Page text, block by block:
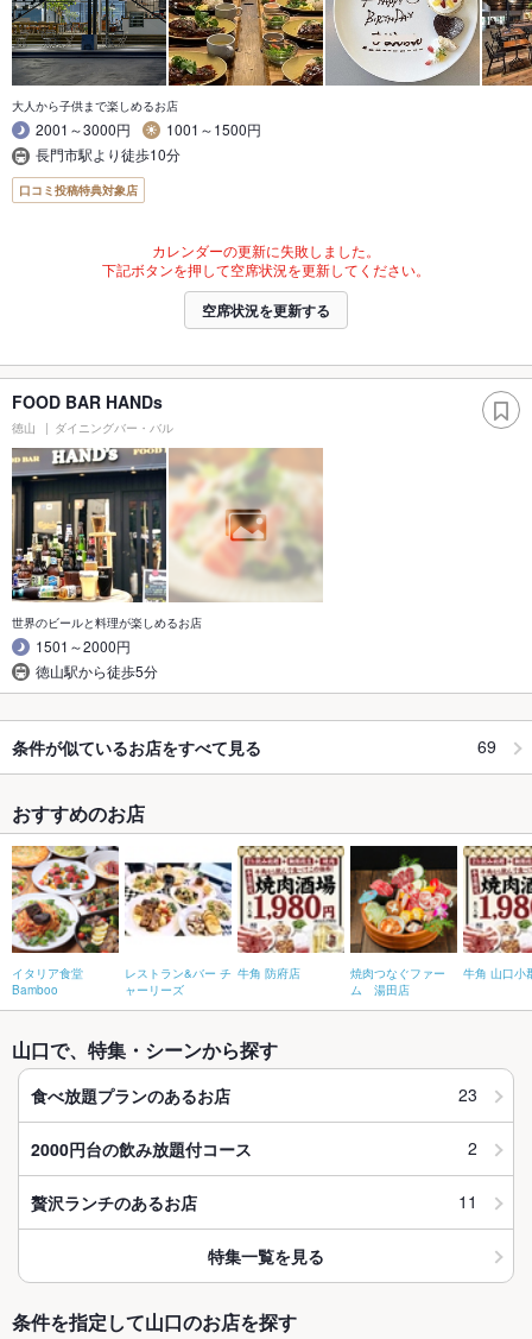
大人から子供まで楽しめるお店
2001～3000円
1001～1500円
長門市駅より徒歩10分
口コミ投稿特典対象店
カレンダーの更新に失敗しました。
下記ボタンを押して空席状況を更新してください。
空席状況を更新する
FOOD BAR HANDs
徳山 ダイニングバー・バル
世界のビールと料理が楽しめるお店
1501～2000円
徳山駅から徒歩5分
条件が似ているお店をすべて見る 69
おすすめのお店
イタリア食堂
Bamboo
レストラン&バー チ
ャーリーズ
牛角 防府店
焼肉つなぐファー
ム 湯田店
牛角 山口小
山口で、特集・シーンから探す
食べ放題プランのあるお店 23
2000円台の飲み放題付コース 2
贅沢ランチのあるお店 11
特集一覧を見る
条件を指定して山口のお店を探す